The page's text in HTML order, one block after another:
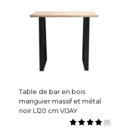
Table de bar en bois
manguier massif et métal
noir L120 cm VIJAY
(8)